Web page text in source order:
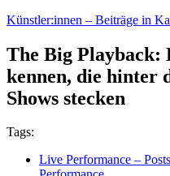
Künstler:innen – Beiträge in
The Big Playback:
kennen, die hinter
Shows stecken
Tags:
Live Performance –